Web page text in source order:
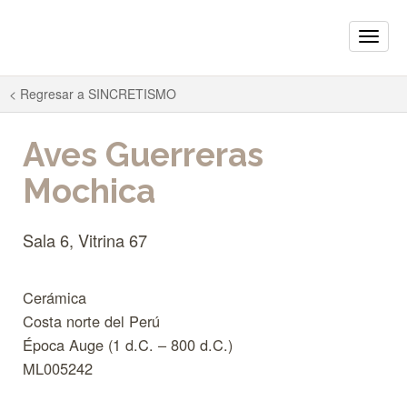
Toggle
< Regresar a SINCRETISMO
Aves Guerreras
Mochica
Sala 6, Vitrina 67
Cerámica
Costa norte del Perú
Época Auge (1 d.C. – 800 d.C.)
ML005242